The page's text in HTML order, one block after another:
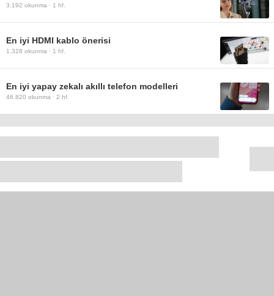
3.192 okunma · 1 hf.
En iyi HDMI kablo önerisi
1.328 okunma · 1 hf.
En iyi yapay zekalı akıllı telefon modelleri
46.820 okunma · 2 hf.